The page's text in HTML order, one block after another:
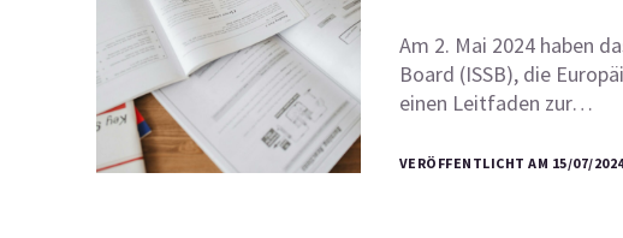
Am 2. Mai 2024 haben
Board (ISSB), die
einen Leitfaden zur…
VERÖFFENTLICHT AM 15/07/